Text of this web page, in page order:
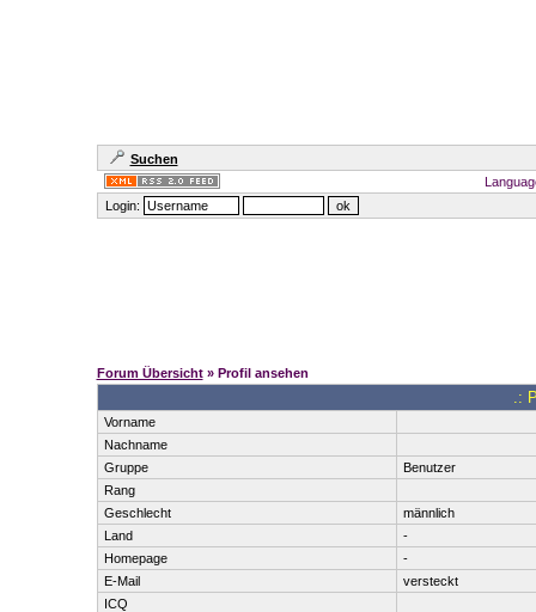
Suchen
Login:
Forum Übersicht» Profil ansehen
.:
Vorname
Nachname
Gruppe
Benutzer
Rang
Geschlecht
männlich
Land
-
Homepage
-
E-Mail
versteckt
ICQ